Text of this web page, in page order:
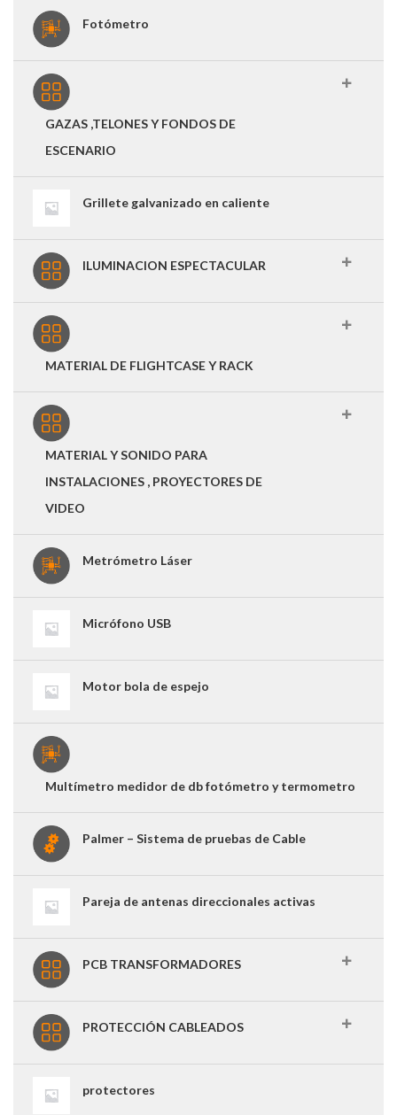
Fotómetro
GAZAS ,TELONES Y FONDOS DE
ESCENARIO
Grillete galvanizado en caliente
ILUMINACION ESPECTACULAR
MATERIAL DE FLIGHTCASE Y RACK
MATERIAL Y SONIDO PARA
INSTALACIONES , PROYECTORES DE
VIDEO
Metrómetro Láser
Micrófono USB
Motor bola de espejo
Multímetro medidor de db fotómetro y termometro
Palmer – Sistema de pruebas de Cable
Pareja de antenas direccionales activas
PCB TRANSFORMADORES
PROTECCIÓN CABLEADOS
protectores